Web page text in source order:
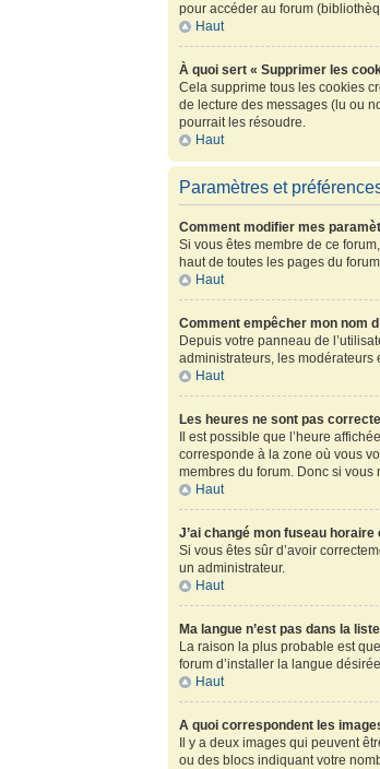
pour accéder au forum
Haut
À quoi sert « Supprimer les
Cela supprime tous les cookies
de lecture des messages (lu ou
pourrait les résoudre.
Haut
Paramètres et
Comment modifier mes
Si vous êtes membre de ce
haut de toutes les pages du
Haut
Comment empêcher mon nom
Depuis votre panneau de
administrateurs, les modérateurs
Haut
Les heures ne sont pas
Il est possible que l’heure
corresponde à la zone où vous
membres du forum. Donc si vous
Haut
J’ai changé mon fuseau
Si vous êtes sûr d’avoir
un administrateur.
Haut
Ma langue n’est pas dans la
La raison la plus probable est
forum d’installer la langue
Haut
A quoi correspondent les
Il y a deux images qui peuvent
ou des blocs indiquant votre